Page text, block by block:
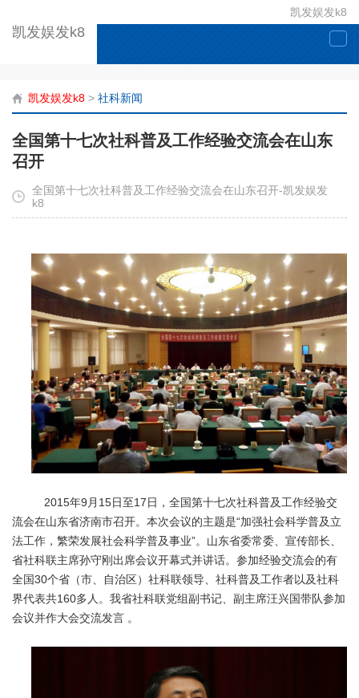
凯发娱发k8
凯发娱发k8
凯发娱发k8 > 社科新闻
全国第十七次社科普及工作经验交流会在山东
召开
全国第十七次社科普及工作经验交流会在山东召开-凯发娱发
k8
2015年9月15日至17日，全国第十七次社科普及工作经验交
流会在山东省济南市召开。本次会议的主题是“加强社会科学普及立
法工作，繁荣发展社会科学普及事业”。山东省委常委、宣传部长、
省社科联主席孙守刚出席会议开幕式并讲话。参加经验交流会的有
全国30个省（市、自治区）社科联领导、社科普及工作者以及社科
界代表共160多人。我省社科联党组副书记、副主席汪兴国带队参加
会议并作大会交流发言 。